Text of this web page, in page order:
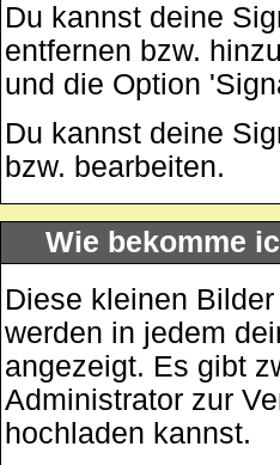
Du kannst deine
entfernen bzw.
und die Option
Du kannst deine
bzw. bearbeiten.
Wie bekomme
Diese kleinen
werden in jedem
angezeigt. Es gibt
Administrator zur
hochladen kannst.